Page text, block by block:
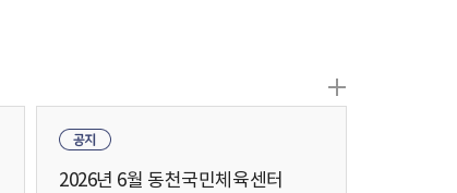
2026년 6월 동천국민체육센터